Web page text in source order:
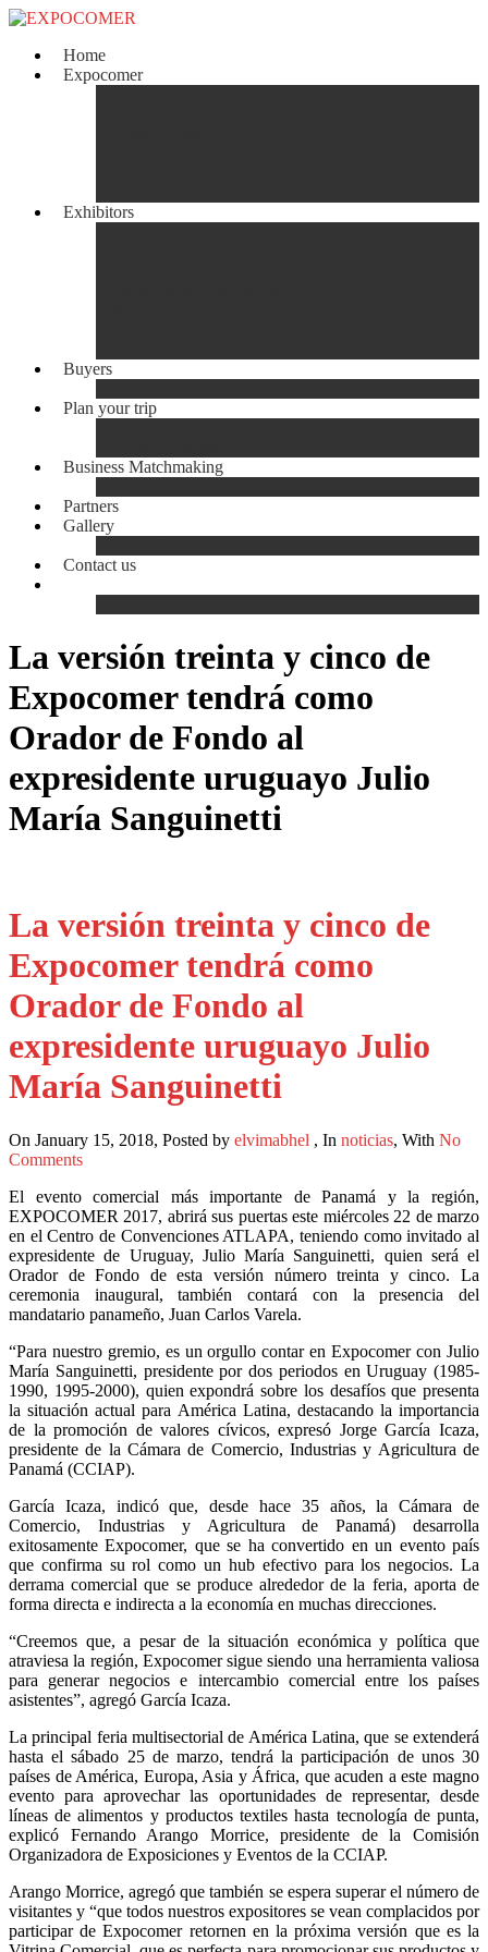
Home
Expocomer
Exhibitors
Buyers
Plan your trip
Business Matchmaking
Partners
Gallery
Contact us
La versión treinta y cinco de
Expocomer tendrá como
Orador de Fondo al
expresidente uruguayo Julio
María Sanguinetti
La versión treinta y cinco de
Expocomer tendrá como
Orador de Fondo al
expresidente uruguayo Julio
María Sanguinetti
On January 15, 2018, Posted by elvimabhel , In noticias, With No
Comments
El evento comercial más importante de Panamá y la región,
EXPOCOMER 2017, abrirá sus puertas este miércoles 22 de marzo
en el Centro de Convenciones ATLAPA, teniendo como invitado al
expresidente de Uruguay, Julio María Sanguinetti, quien será el
Orador de Fondo de esta versión número treinta y cinco. La
ceremonia inaugural, también contará con la presencia del
mandatario panameño, Juan Carlos Varela.
“Para nuestro gremio, es un orgullo contar en Expocomer con Julio
María Sanguinetti, presidente por dos periodos en Uruguay (1985-
1990, 1995-2000), quien expondrá sobre los desafíos que presenta
la situación actual para América Latina, destacando la importancia
de la promoción de valores cívicos, expresó Jorge García Icaza,
presidente de la Cámara de Comercio, Industrias y Agricultura de
Panamá (CCIAP).
García Icaza, indicó que, desde hace 35 años, la Cámara de
Comercio, Industrias y Agricultura de Panamá) desarrolla
exitosamente Expocomer, que se ha convertido en un evento país
que confirma su rol como un hub efectivo para los negocios. La
derrama comercial que se produce alrededor de la feria, aporta de
forma directa e indirecta a la economía en muchas direcciones.
“Creemos que, a pesar de la situación económica y política que
atraviesa la región, Expocomer sigue siendo una herramienta valiosa
para generar negocios e intercambio comercial entre los países
asistentes”, agregó García Icaza.
La principal feria multisectorial de América Latina, que se extenderá
hasta el sábado 25 de marzo, tendrá la participación de unos 30
países de América, Europa, Asia y África, que acuden a este magno
evento para aprovechar las oportunidades de representar, desde
líneas de alimentos y productos textiles hasta tecnología de punta,
explicó Fernando Arango Morrice, presidente de la Comisión
Organizadora de Exposiciones y Eventos de la CCIAP.
Arango Morrice, agregó que también se espera superar el número de
visitantes y “que todos nuestros expositores se vean complacidos por
participar de Expocomer retornen en la próxima versión que es la